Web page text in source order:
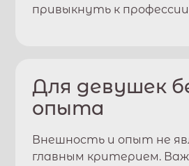
привыкнуть к
Для девушек
опыта
Внешность и опыт не
главным критерием.